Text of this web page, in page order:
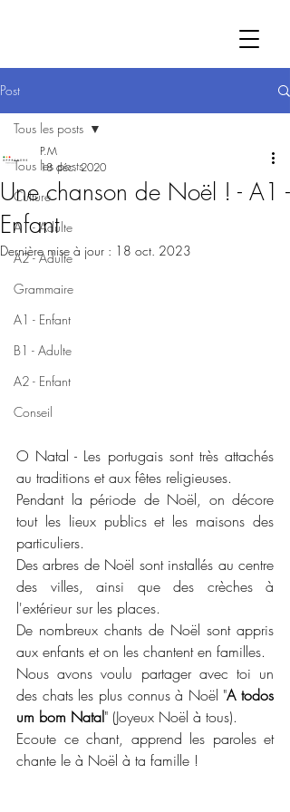
Post
Tous les posts
Culture
A1 - Adulte
A2 - Adulte
Grammaire
A1 - Enfant
B1 - Adulte
A2 - Enfant
Conseil
Tous les posts
Une chanson de Noël ! - A1 -
Enfant
P.M
18 déc. 2020
Dernière mise à jour : 18 oct. 2023
O Natal - Les portugais sont très attachés
au traditions et aux fêtes religieuses.
Pendant la période de Noël, on décore
tout les lieux publics et les maisons des
particuliers.
Des arbres de Noël sont installés au centre
des villes, ainsi que des crèches à
l'extérieur sur les places.
De nombreux chants de Noël sont appris
aux enfants et on les chantent en familles.
Nous avons voulu partager avec toi un
des chats les plus connus à Noël "A todos
um bom Natal" (Joyeux Noël à tous).
Ecoute ce chant, apprend les paroles et
chante le à Noël à ta famille !